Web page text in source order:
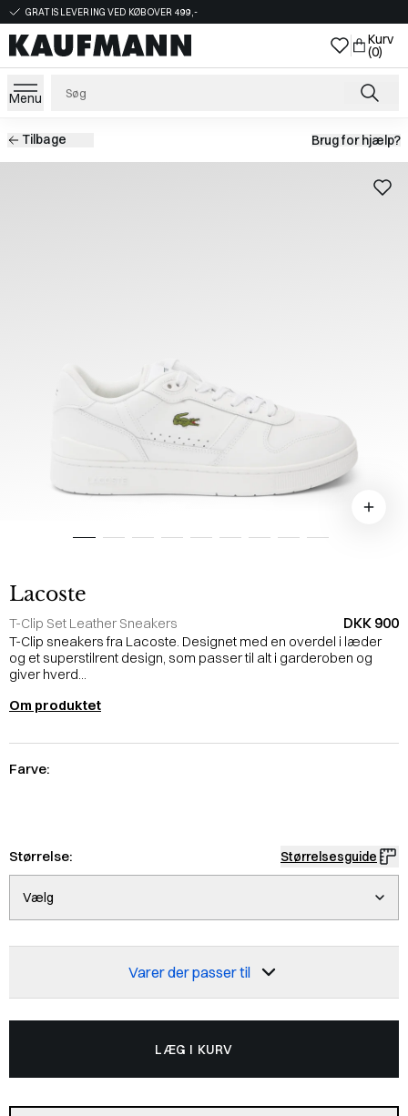
GRATIS LEVERING VED KØB OVER 499,-
Kurv
(0)
Menu
Tilbage Brug for hjælp?
Lacoste
T-Clip Set Leather Sneakers DKK 900
T-Clip sneakers fra Lacoste. Designet med en overdel i læder
og et superstilrent design, som passer til alt i garderoben og
giver hverd...
Om produktet
Farve:
Størrelse: Størrelsesguide
Vælg
Varer der passer til
LÆG I KURV